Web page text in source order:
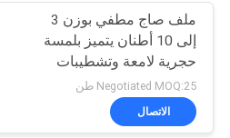
15
ملف صاج مطفي بوزن 3
إلى 10 أطنان يتميز بلمسة
حجرية لامعة وتشطيبات
سطح فضية للتعبئة
الصناعية
Negotiated MOQ:25 طن
الاتصال